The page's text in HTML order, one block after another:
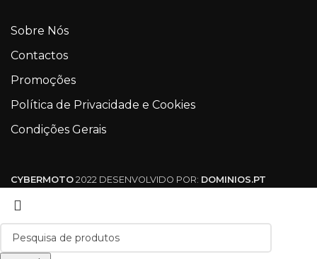
Sobre Nós
Contactos
Promoções
Política de Privacidade e Cookies
Condições Gerais
CYBERMOTO 2022 DESENVOLVIDO POR: DOMINIOS.PT